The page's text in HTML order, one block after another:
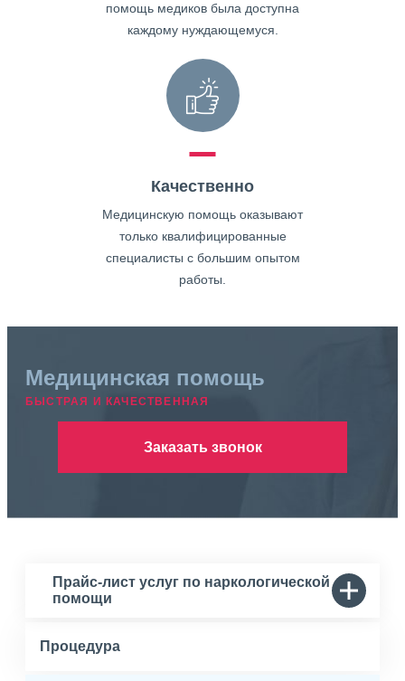
помощь медиков была доступна
каждому нуждающемуся.
Качественно
Медицинскую помощь оказывают
только квалифицированные
специалисты с большим опытом
работы.
Медицинская помощь
БЫСТРАЯ И КАЧЕСТВЕННАЯ
Заказать звонок
Прайс-лист услуг по наркологической
помощи
Процедура